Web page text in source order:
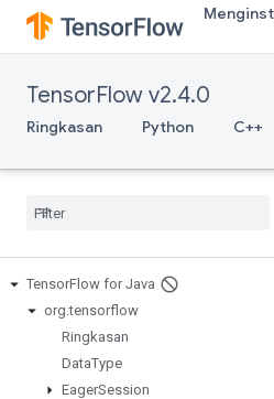
TensorFlow v2.4.0
Ringkasan Python C++
TensorFlow for Java
org.tensorflow
Ringkasan
DataType
EagerSession